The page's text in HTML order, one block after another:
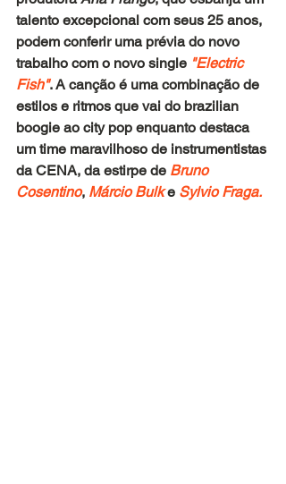
talento excepcional com seus 25 anos,
podem conferir uma prévia do novo
trabalho com o novo single "Electric
Fish". A canção é uma combinação de
estilos e ritmos que vai do brazilian
boogie ao city pop enquanto destaca
um time maravilhoso de instrumentistas
da CENA, da estirpe de Bruno
Cosentino, Márcio Bulk e Sylvio Fraga.